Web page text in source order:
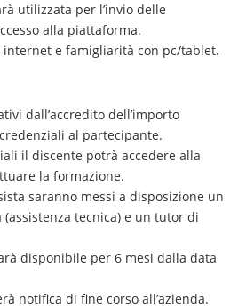
utilizzata per l’invio delle
alla piattaforma.
internet e famigliarità con pc/tablet.
dall’accredito dell’importo
al partecipante.
il discente potrà accedere alla
la formazione.
saranno messi a disposizione un
tecnica) e un tutor di
disponibile per 6 mesi dalla data
notifica di fine corso all’azienda.